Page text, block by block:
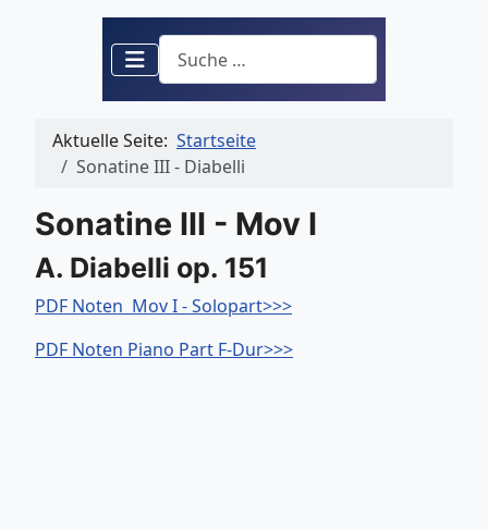
Suchen
Aktuelle Seite: Startseite
Sonatine III - Diabelli
Sonatine III - Mov I
A. Diabelli op. 151
PDF Noten Mov I - Solopart>>>
PDF Noten Piano Part F-Dur>>>